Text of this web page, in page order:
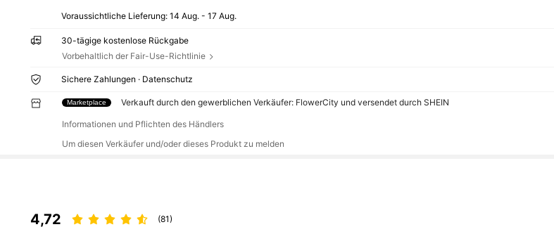
Voraussichtliche Lieferung:14 Aug. - 17 Aug.
30-tägige kostenlose Rückgabe
Vorbehaltlich der Fair-Use-Richtlinie
Sichere Zahlungen · Datenschutz
Marketplace Verkauft durch den gewerblichen Verkäufer: FlowerCity und versendet durch SHEIN
Informationen und Pflichten des Händlers
Um diesen Verkäufer und/oder dieses Produkt zu melden
4,72 (81)